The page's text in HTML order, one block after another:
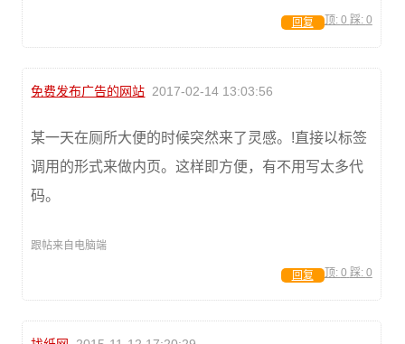
顶: 0 踩: 0
回复
免费发布广告的网站 2017-02-14 13:03:56
某一天在厕所大便的时候突然来了灵感。!直接以标签
调用的形式来做内页。这样即方便，有不用写太多代
码。
跟帖来自电脑端
顶: 0 踩: 0
回复